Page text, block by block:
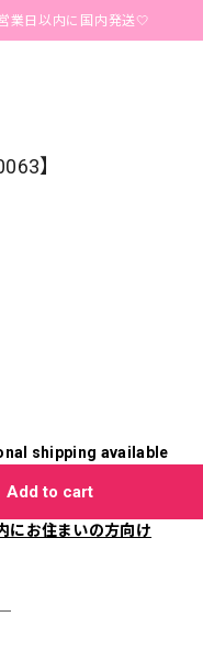
に国内発送🤍
】
shipping available
Add to cart
にお住まいの方向け